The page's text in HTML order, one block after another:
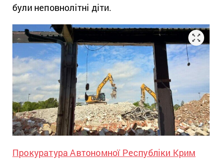
були неповнолітні діти.
Прокуратура Автономної Республіки Крим